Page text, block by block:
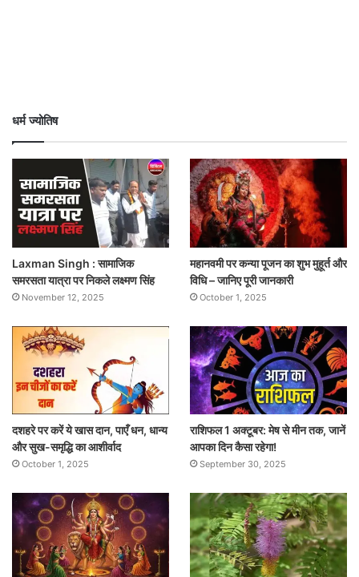
धर्म ज्योतिष
Laxman Singh : सामाजिक
समरसता यात्रा पर निकले लक्ष्मण सिंह
November 12, 2025
महानवमी पर कन्या पूजन का शुभ मुहूर्त और
विधि – जानिए पूरी जानकारी
October 1, 2025
दशहरे पर करें ये खास दान, पाएँ धन, धान्य
और सुख-समृद्धि का आशीर्वाद
October 1, 2025
राशिफल 1 अक्टूबर: मेष से मीन तक, जानें
आपका दिन कैसा रहेगा!
September 30, 2025